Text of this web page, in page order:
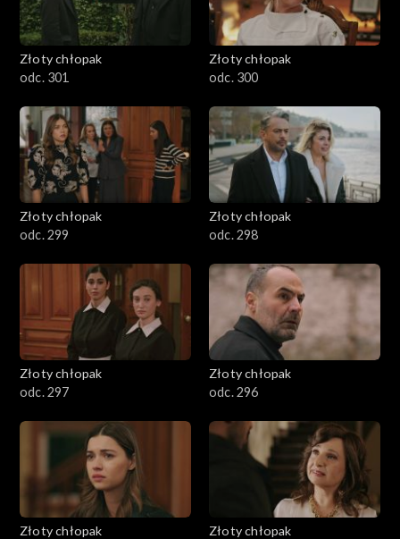
Złoty chłopak
odc. 301
Złoty chłopak
odc. 300
Złoty chłopak
odc. 299
Złoty chłopak
odc. 298
Złoty chłopak
odc. 297
Złoty chłopak
odc. 296
Złoty chłopak
Złoty chłopak